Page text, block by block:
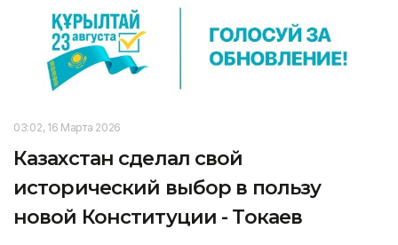
03:02, 16 Марта 2026
Казахстан сделал свой
исторический выбор в пользу
новой Конституции - Токаев